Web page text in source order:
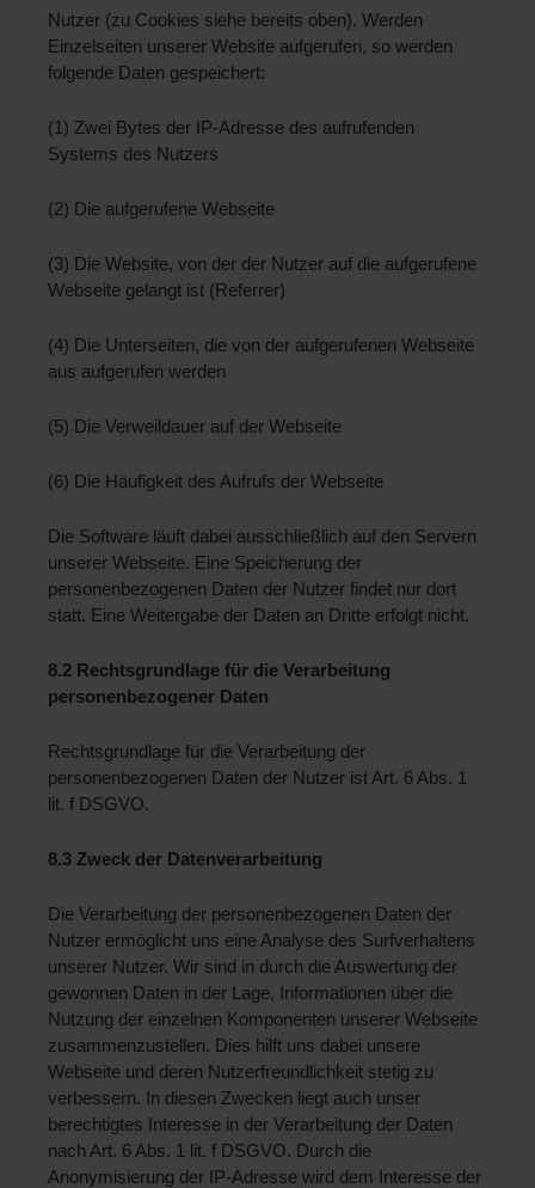
Nutzer (zu Cookies siehe bereits oben). Werden
Einzelseiten unserer Website aufgerufen, so werden
folgende Daten gespeichert:
(1) Zwei Bytes der IP-Adresse des aufrufenden
Systems des Nutzers
(2) Die aufgerufene Webseite
(3) Die Website, von der der Nutzer auf die aufgerufene
Webseite gelangt ist (Referrer)
(4) Die Unterseiten, die von der aufgerufenen Webseite
aus aufgerufen werden
(5) Die Verweildauer auf der Webseite
(6) Die Häufigkeit des Aufrufs der Webseite
Die Software läuft dabei ausschließlich auf den Servern
unserer Webseite. Eine Speicherung der
personenbezogenen Daten der Nutzer findet nur dort
statt. Eine Weitergabe der Daten an Dritte erfolgt nicht.
8.2 Rechtsgrundlage für die Verarbeitung
personenbezogener Daten
Rechtsgrundlage für die Verarbeitung der
personenbezogenen Daten der Nutzer ist Art. 6 Abs. 1
lit. f DSGVO.
8.3 Zweck der Datenverarbeitung
Die Verarbeitung der personenbezogenen Daten der
Nutzer ermöglicht uns eine Analyse des Surfverhaltens
unserer Nutzer. Wir sind in durch die Auswertung der
gewonnen Daten in der Lage, Informationen über die
Nutzung der einzelnen Komponenten unserer Webseite
zusammenzustellen. Dies hilft uns dabei unsere
Webseite und deren Nutzerfreundlichkeit stetig zu
verbessern. In diesen Zwecken liegt auch unser
berechtigtes Interesse in der Verarbeitung der Daten
nach Art. 6 Abs. 1 lit. f DSGVO. Durch die
Anonymisierung der IP-Adresse wird dem Interesse der